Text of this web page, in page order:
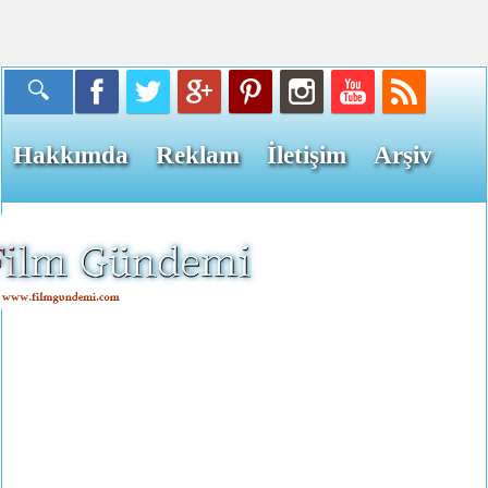
Hakkımda Reklam İletişim Arşiv